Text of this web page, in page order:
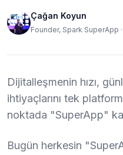
Çağan Koyun
Founder, Spark SuperApp ·
Dijitalleşmenin hızı,
ihtiyaçlarını tek
noktada "SuperApp"
Bugün herkesin